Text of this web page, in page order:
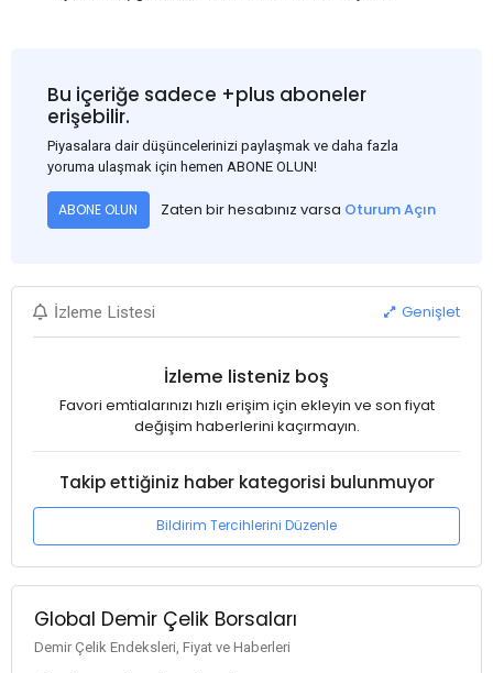
Bu içeriğe sadece +plus aboneler
erişebilir.
Piyasalara dair düşüncelerinizi paylaşmak ve daha fazla
yoruma ulaşmak için hemen ABONE OLUN!
ABONE OLUN Zaten bir hesabınız varsa Oturum Açın
İzleme Listesi Genişlet
İzleme listeniz boş
Favori emtialarınızı hızlı erişim için ekleyin ve son fiyat
değişim haberlerini kaçırmayın.
Takip ettiğiniz haber kategorisi bulunmuyor
Bildirim Tercihlerini Düzenle
Global Demir Çelik Borsaları
Demir Çelik Endeksleri, Fiyat ve Haberleri